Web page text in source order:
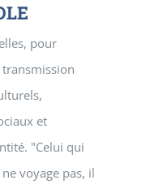
pour
et
"Celui qui
voyage pas, il